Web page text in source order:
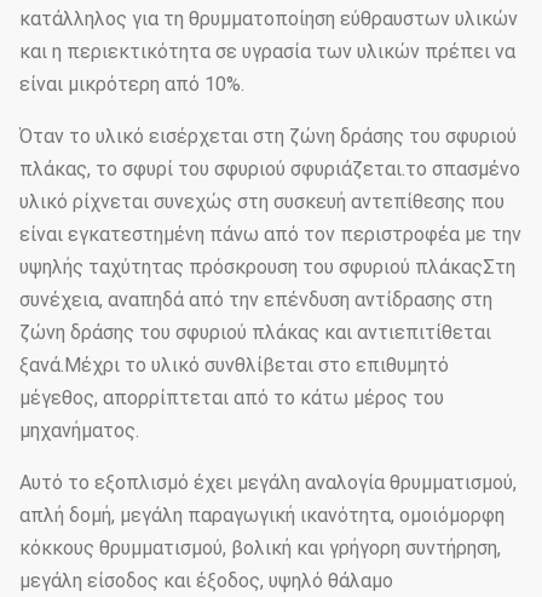
κατάλληλος για τη θρυμματοποίηση εύθραυστων υλικών
και η περιεκτικότητα σε υγρασία των υλικών πρέπει να
είναι μικρότερη από 10%.
Όταν το υλικό εισέρχεται στη ζώνη δράσης του σφυριού
πλάκας, το σφυρί του σφυριού σφυριάζεται.το σπασμένο
υλικό ρίχνεται συνεχώς στη συσκευή αντεπίθεσης που
είναι εγκατεστημένη πάνω από τον περιστροφέα με την
υψηλής ταχύτητας πρόσκρουση του σφυριού πλάκαςΣτη
συνέχεια, αναπηδά από την επένδυση αντίδρασης στη
ζώνη δράσης του σφυριού πλάκας και αντιεπιτίθεται
ξανά.Μέχρι το υλικό συνθλίβεται στο επιθυμητό
μέγεθος, απορρίπτεται από το κάτω μέρος του
μηχανήματος.
Αυτό το εξοπλισμό έχει μεγάλη αναλογία θρυμματισμού,
απλή δομή, μεγάλη παραγωγική ικανότητα, ομοιόμορφη
κόκκους θρυμματισμού, βολική και γρήγορη συντήρηση,
μεγάλη είσοδος και έξοδος, υψηλό θάλαμο